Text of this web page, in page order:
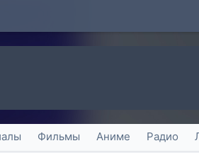
Фильмы Аниме Радио